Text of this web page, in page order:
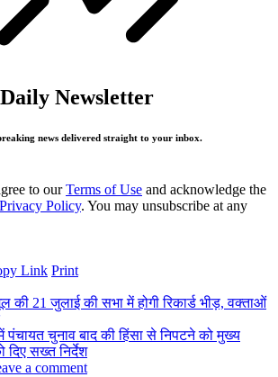
Newsletter
news delivered straight to your inbox.
to ourTerms of Use and acknowledge the
Privacy Policy. You may unsubscribe at any
Link Print
की 21 जुलाई की सभा में होगी रिकार्ड भीड़, वक्ताओं
पंचायत चुनाव बाद की हिंसा से निपटने को मुख्य
दिए सख्त निर्देश
a comment